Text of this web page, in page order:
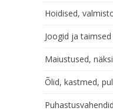
Hoidised,
Joogid ja
Maiustused,
Õlid, kastmed,